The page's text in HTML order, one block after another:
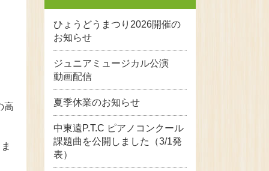
高
ひょうどうまつり2026開催の
お知らせ
ジュニアミュージカル公演
動画配信
夏季休業のお知らせ
中東遠P.T.C ピアノコンクール
課題曲を公開しました（3/1発
表）